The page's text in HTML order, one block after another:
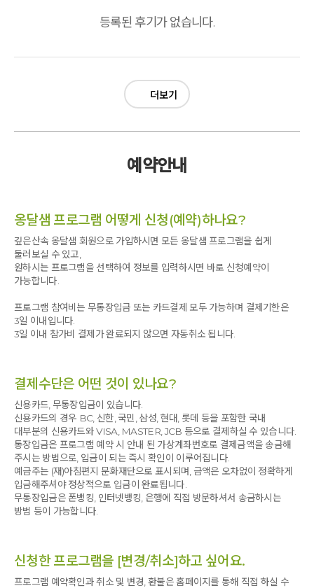
등록된 후기가 없습니다.
더보기
예약안내
옹달샘 프로그램 어떻게 신청(예약)하나요?
깊은산속 옹달샘 회원으로 가입하시면 모든 옹달샘 프로그램을 쉽게
둘러보실 수 있고,
원하시는 프로그램을 선택하여 정보를 입력하시면 바로 신청예약이
가능합니다.
프로그램 참여비는 무통장입금 또는 카드결제 모두 가능하며 결제기한은
3일 이내입니다.
3일 이내 참가비 결제가 완료되지 않으면 자동취소 됩니다.
결제수단은 어떤 것이 있나요?
신용카드, 무통장입금이 있습니다.
신용카드의 경우 BC, 신한, 국민, 삼성, 현대, 롯데 등을 포함한 국내
대부분의 신용카드와 VISA, MASTER, JCB 등으로 결제하실 수 있습니다.
통장입금은 프로그램 예약 시 안내 된 가상계좌번호로 결제금액을 송금해
주시는 방법으로, 입금이 되는 즉시 확인이 이루어집니다.
예금주는 (재)아침편지 문화재단으로 표시되며, 금액은 오차없이 정확하게
입금해주셔야 정상적으로 입금이 완료됩니다.
무통장입금은 폰뱅킹, 인터넷뱅킹, 은행에 직접 방문하셔서 송금하시는
방법 등이 가능합니다.
신청한 프로그램을 [변경/취소]하고 싶어요.
프로그램 예약확인과 취소 및 변경, 환불은 홈페이지를 통해 직접 하실 수